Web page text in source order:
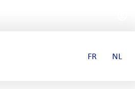
FR NL